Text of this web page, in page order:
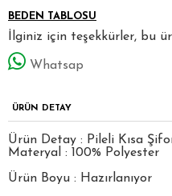
BEDEN TABLOSU
İlginiz için teşekkürler, bu
Whatsap
ÜRÜN DETAY
Ürün Detay : Pileli Kısa
Materyal : 100% Polyester
Ürün Boyu : Hazırlanıyor